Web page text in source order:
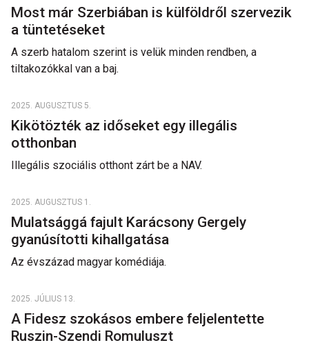
Most már Szerbiában is külföldről szervezik
a tüntetéseket
A szerb hatalom szerint is velük minden rendben, a
tiltakozókkal van a baj.
2025. AUGUSZTUS 5.
Kikötözték az időseket egy illegális
otthonban
Illegális szociális otthont zárt be a NAV.
2025. AUGUSZTUS 1.
Mulatsággá fajult Karácsony Gergely
gyanúsítotti kihallgatása
Az évszázad magyar komédiája.
2025. JÚLIUS 13.
A Fidesz szokásos embere feljelentette
Ruszin-Szendi Romuluszt